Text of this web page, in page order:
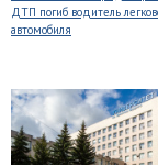
ДТП погиб водитель
автомобиля